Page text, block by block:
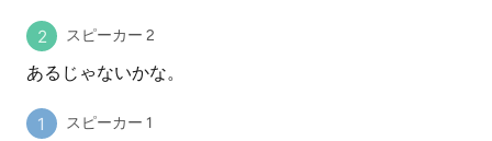
スピーカー 2
あるじゃないかな。
スピーカー 1